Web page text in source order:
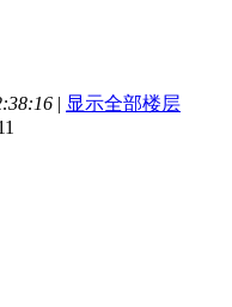
| 显示全部楼层